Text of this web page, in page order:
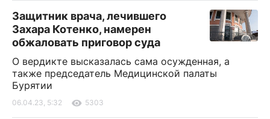
Защитник врача, лечившего
Захара Котенко, намерен
обжаловать приговор суда
О вердикте высказалась сама осужденная, а
также председатель Медицинской палаты
Бурятии
06.04.23, 5:32 5303